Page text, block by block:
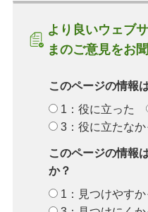
より良いウェブ
まのご意見をお
このページの情報
1：役に立った
3：役に立たなか
このページの情報
か？
1：見つけやすか